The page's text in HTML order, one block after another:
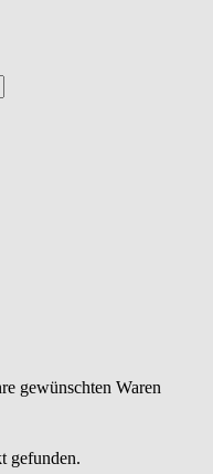
gewünschten Waren
gefunden.